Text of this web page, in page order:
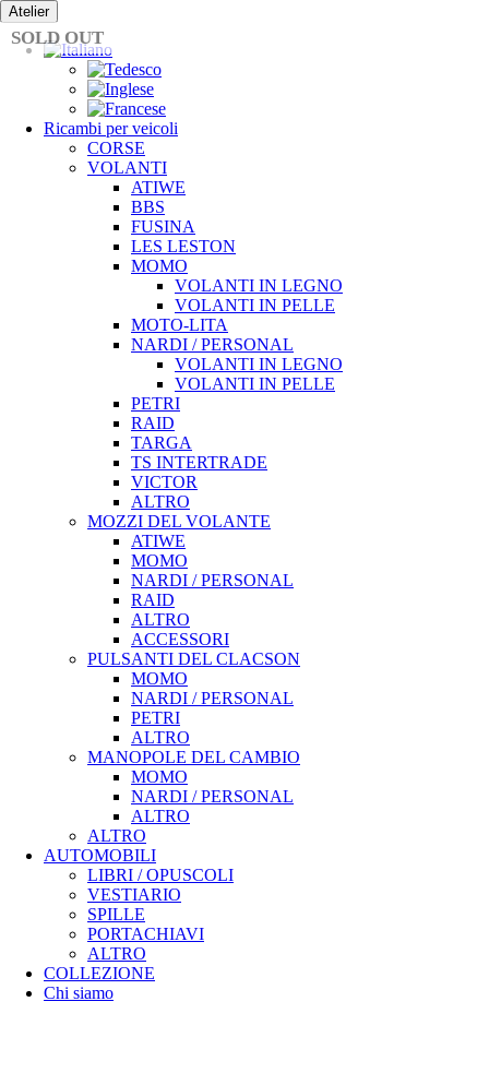
Vai
al
contenuto
Atelier
Ricambi per veicoli
CORSE
VOLANTI
ATIWE
BBS
FUSINA
LES LESTON
MOMO
VOLANTI IN LEGNO
VOLANTI IN PELLE
MOTO-LITA
NARDI / PERSONAL
VOLANTI IN LEGNO
VOLANTI IN PELLE
PETRI
RAID
TARGA
TS INTERTRADE
VICTOR
ALTRO
MOZZI DEL VOLANTE
ATIWE
MOMO
NARDI / PERSONAL
RAID
ALTRO
ACCESSORI
PULSANTI DEL CLACSON
MOMO
NARDI / PERSONAL
PETRI
ALTRO
MANOPOLE DEL CAMBIO
MOMO
NARDI / PERSONAL
ALTRO
ALTRO
AUTOMOBILI
LIBRI / OPUSCOLI
VESTIARIO
SPILLE
PORTACHIAVI
ALTRO
COLLEZIONE
Chi siamo
SOLD OUT